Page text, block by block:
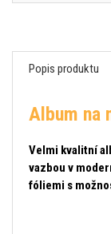
Popis produktu
Album na
Velmi kvalitní
vazbou v
fóliemi s